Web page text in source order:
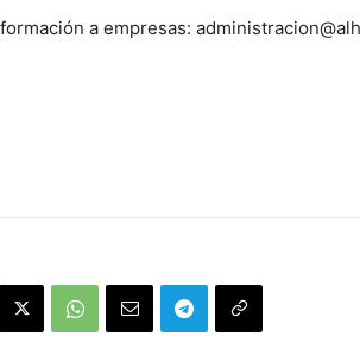
a empresas: